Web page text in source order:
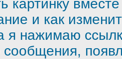
картинку
и как
я нажимаю
сообщения,